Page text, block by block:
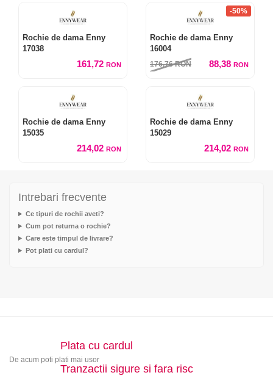
Rochie de dama Enny
17038
161,72 RON
-50%
Rochie de dama Enny
16004
176,76RON 88,38 RON
Rochie de dama Enny
15035
214,02 RON
Rochie de dama Enny
15029
214,02 RON
Intrebari frecvente
Ce tipuri de rochii aveti?
Cum pot returna o rochie?
Care este timpul de livrare?
Pot plati cu cardul?
Plata cu cardul
De acum poti plati mai usor
Tranzactii sigure si fara risc